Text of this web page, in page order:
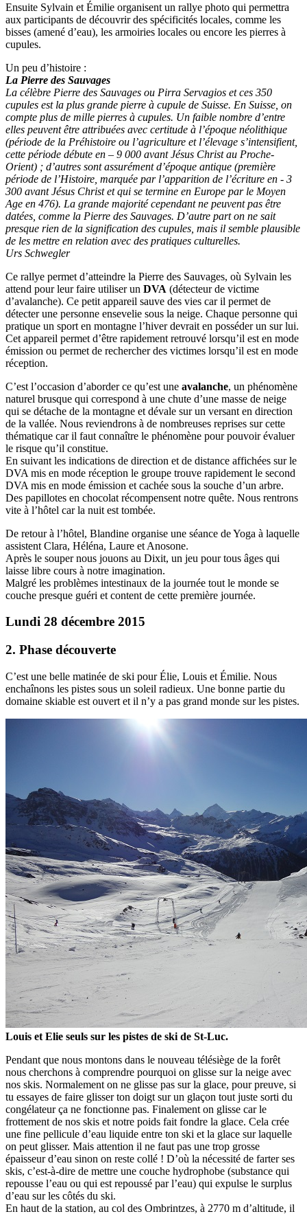
Ensuite Sylvain et Émilie organisent un rallye photo qui permettra
aux participants de découvrir des spécificités locales, comme les
bisses (amené d’eau), les armoiries locales ou encore les pierres à
cupules.
Un peu d’histoire :
La Pierre des Sauvages
La célèbre Pierre des Sauvages ou Pirra Servagios et ces 350
cupules est la plus grande pierre à cupule de Suisse. En Suisse, on
compte plus de mille pierres à cupules. Un faible nombre d’entre
elles peuvent être attribuées avec certitude à l’époque néolithique
(période de la Préhistoire ou l’agriculture et l’élevage s’intensifient,
cette période débute en – 9 000 avant Jésus Christ au Proche-
Orient) ; d’autres sont assurément d’époque antique (première
période de l’Histoire, marquée par l’apparition de l’écriture en - 3
300 avant Jésus Christ et qui se termine en Europe par le Moyen
Age en 476). La grande majorité cependant ne peuvent pas être
datées, comme la Pierre des Sauvages. D’autre part on ne sait
presque rien de la signification des cupules, mais il semble plausible
de les mettre en relation avec des pratiques culturelles.
Urs Schwegler
Ce rallye permet d’atteindre la Pierre des Sauvages, où Sylvain les
attend pour leur faire utiliser un DVA (détecteur de victime
d’avalanche). Ce petit appareil sauve des vies car il permet de
détecter une personne ensevelie sous la neige. Chaque personne qui
pratique un sport en montagne l’hiver devrait en posséder un sur lui.
Cet appareil permet d’être rapidement retrouvé lorsqu’il est en mode
émission ou permet de rechercher des victimes lorsqu’il est en mode
réception.
C’est l’occasion d’aborder ce qu’est une avalanche, un phénomène
naturel brusque qui correspond à une chute d’une masse de neige
qui se détache de la montagne et dévale sur un versant en direction
de la vallée. Nous reviendrons à de nombreuses reprises sur cette
thématique car il faut connaître le phénomène pour pouvoir évaluer
le risque qu’il constitue.
En suivant les indications de direction et de distance affichées sur le
DVA mis en mode réception le groupe trouve rapidement le second
DVA mis en mode émission et cachée sous la souche d’un arbre.
Des papillotes en chocolat récompensent notre quête. Nous rentrons
vite à l’hôtel car la nuit est tombée.
De retour à l’hôtel, Blandine organise une séance de Yoga à laquelle
assistent Clara, Héléna, Laure et Anosone.
Après le souper nous jouons au Dixit, un jeu pour tous âges qui
laisse libre cours à notre imagination.
Malgré les problèmes intestinaux de la journée tout le monde se
couche presque guéri et content de cette première journée.
Lundi 28 décembre 2015
2. Phase découverte
C’est une belle matinée de ski pour Élie, Louis et Émilie. Nous
enchaînons les pistes sous un soleil radieux. Une bonne partie du
domaine skiable est ouvert et il n’y a pas grand monde sur les pistes.
Louis et Elie seuls sur les pistes de ski de St-Luc.
Pendant que nous montons dans le nouveau télésiège de la forêt
nous cherchons à comprendre pourquoi on glisse sur la neige avec
nos skis. Normalement on ne glisse pas sur la glace, pour preuve, si
tu essayes de faire glisser ton doigt sur un glaçon tout juste sorti du
congélateur ça ne fonctionne pas. Finalement on glisse car le
frottement de nos skis et notre poids fait fondre la glace. Cela crée
une fine pellicule d’eau liquide entre ton ski et la glace sur laquelle
on peut glisser. Mais attention il ne faut pas une trop grosse
épaisseur d’eau sinon on reste collé ! D’où la nécessité de farter ses
skis, c’est-à-dire de mettre une couche hydrophobe (substance qui
repousse l’eau ou qui est repoussé par l’eau) qui expulse le surplus
d’eau sur les côtés du ski.
En haut de la station, au col des Ombrintzes, à 2770 m d’altitude, il